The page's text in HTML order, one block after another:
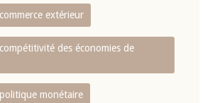
extérieur
des économies de
monétaire